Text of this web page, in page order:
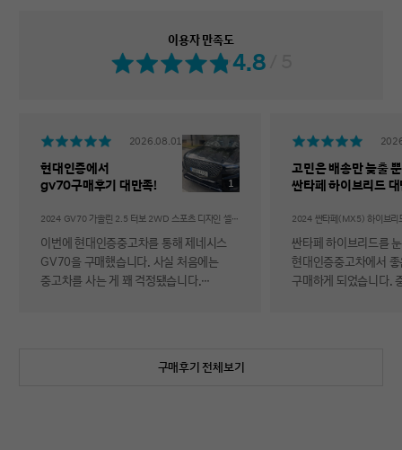
이용자 만족도
4.8
2026.08.01
현대인증에서
gv70구매후기 대만족!
1
2024 GV70 가솔린 2.5 터보 2WD 스포츠 디자인 셀렉션Ⅱ
이번에 현대인증중고차를 통해 제네시스
GV70을 구매했습니다. 사실 처음에는
중고차를 사는 게 꽤 걱정됐습니다.
보면 예상과 달라서 후회했다는 이야기도
고민은 배송만 늦출
싼타페 하이브리드
싼타페 하이브리드를
현대인증중고차에서
구매하게 되었습니다.
구매후기 전체보기